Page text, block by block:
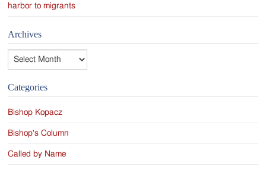
harbor to migrants
Archives
Categories
Bishop Kopacz
Bishop's Column
Called by Name